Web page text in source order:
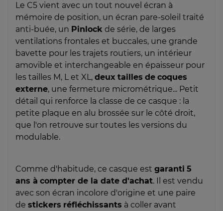
Le C5 vient avec un tout nouvel écran à
mémoire de position, un écran pare-soleil traité
anti-buée, un Pinlock de série, de larges
ventilations frontales et buccales, une grande
bavette pour les trajets routiers, un intérieur
amovible et interchangeable en épaisseur pour
les tailles M, L et XL, deux tailles de coques
externe, une fermeture micrométrique... Petit
détail qui renforce la classe de ce casque : la
petite plaque en alu brossée sur le côté droit,
que l'on retrouve sur toutes les versions du
modulable.
Comme d'habitude, ce casque est garanti 5
ans à compter de la date d'achat. Il est vendu
avec son écran incolore d'origine et une paire
de stickers réfléchissants à coller avant